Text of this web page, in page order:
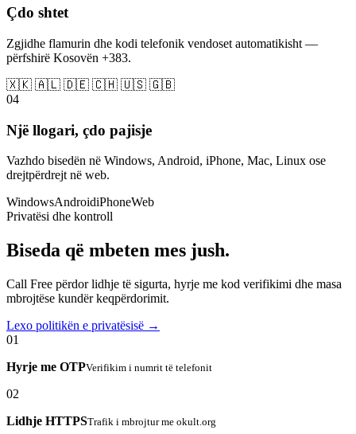
Çdo shtet
Zgjidhe flamurin dhe kodi telefonik vendoset automatikisht —
përfshirë Kosovën +383.
🇽🇰 🇦🇱 🇩🇪 🇨🇭 🇺🇸 🇬🇧
04
Një llogari, çdo pajisje
Vazhdo bisedën në Windows, Android, iPhone, Mac, Linux ose
drejtpërdrejt në web.
WindowsAndroidiPhoneWeb
Privatësi dhe kontroll
Biseda që mbeten mes jush.
Call Free përdor lidhje të sigurta, hyrje me kod verifikimi dhe masa
mbrojtëse kundër keqpërdorimit.
Lexo politikën e privatësisë →
01
Hyrje me OTPVerifikim i numrit të telefonit
02
Lidhje HTTPSTrafik i mbrojtur me okult.org